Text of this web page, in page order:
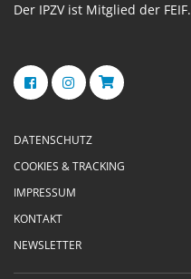
Der IPZV ist Mitglied der FEIF.
DATENSCHUTZ
COOKIES & TRACKING
IMPRESSUM
KONTAKT
NEWSLETTER